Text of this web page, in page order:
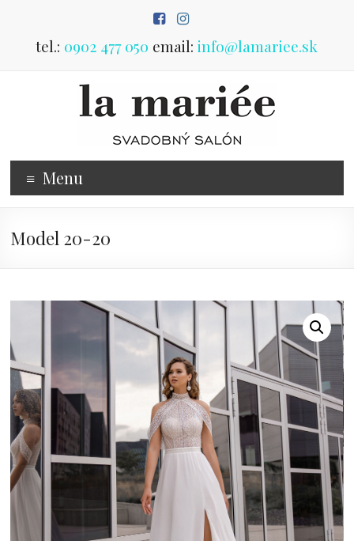
tel.: 0902 477 050 email:info@lamariee.sk
Predaj
svadobných
šiat
Poprad
Menu
Model 20-20